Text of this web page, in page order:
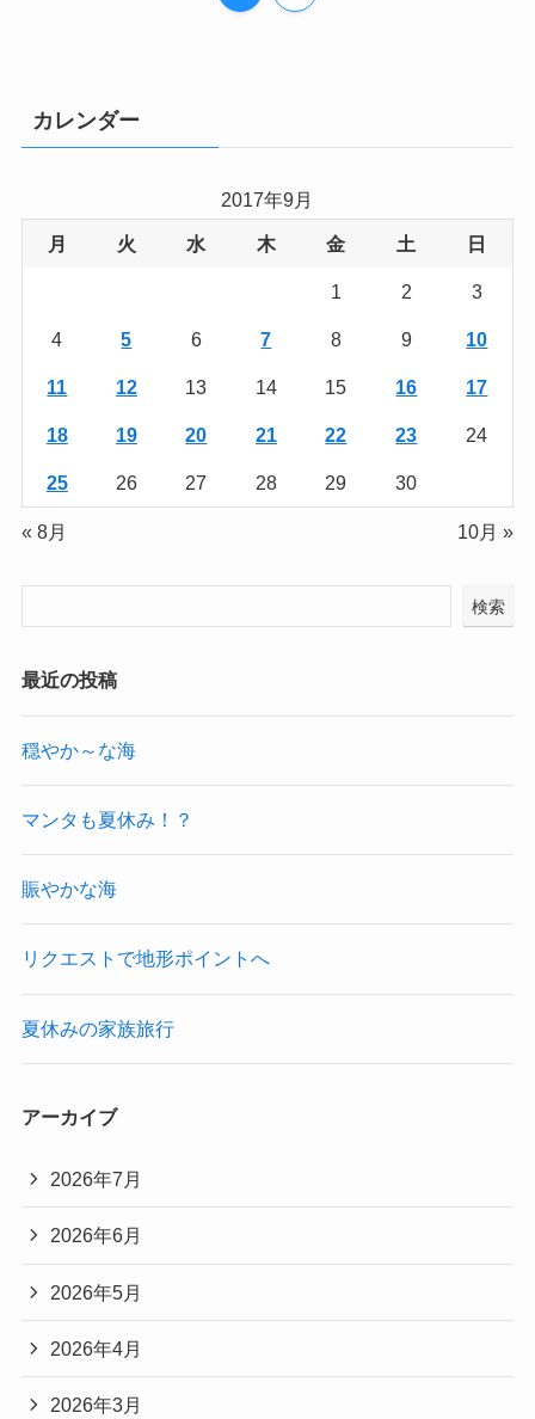
カレンダー
2017年9月
月 火 水 木 金 土 日
1 2 3
4 5 6 7 8 9 10
11 12 13 14 15 16 17
18 19 20 21 22 23 24
25 26 27 28 29 30
« 8月 10月 »
検索
最近の投稿
穏やか～な海
マンタも夏休み！？
賑やかな海
リクエストで地形ポイントへ
夏休みの家族旅行
アーカイブ
2026年7月
2026年6月
2026年5月
2026年4月
2026年3月